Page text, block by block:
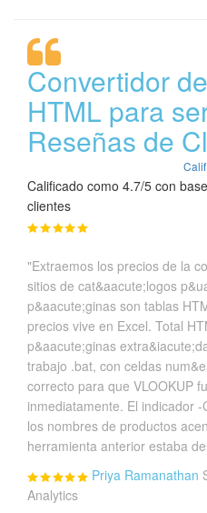
Convertidor
HTML para
Reseñas de
Calificado como 4.7/5 con
clientes
"Extraemos los precios de la
sitios de cat&aacute;logos
p&aacute;ginas son tablas
precios vive en Excel. Total
p&aacute;ginas
trabajo .bat, con celdas
correcto para que VLOOKUP
inmediatamente. El indicador
los nombres de productos
herramienta anterior estaba
Priya Ramanathan
Analytics